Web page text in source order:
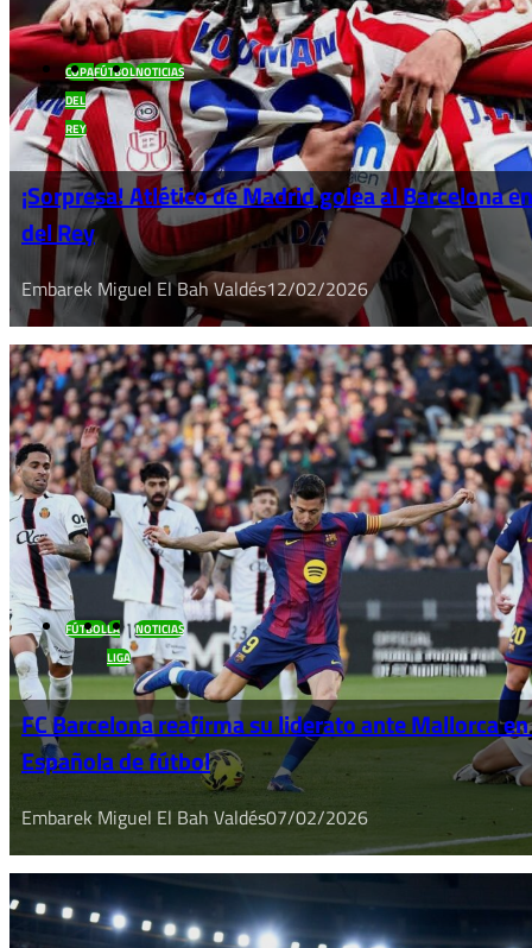
COPA
DEL
REY
FÚTBOLNOTICIAS
¡Sorpresa! Atlético de Madrid golea al Barcelona
del Rey
Embarek Miguel El Bah Valdés12/02/2026
FÚTBOLLA
LIGA
NOTICIAS
FC Barcelona reafirma su liderato ante Mallorca
Española de fútbol
Embarek Miguel El Bah Valdés07/02/2026